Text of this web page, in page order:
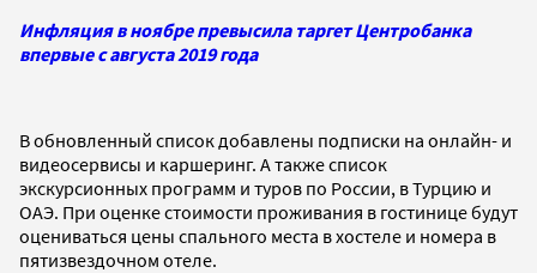
Инфляция в ноябре превысила таргет Центробанка
впервые с августа 2019 года
В обновленный список добавлены подписки на онлайн- и
видеосервисы и каршеринг. А также список
экскурсионных программ и туров по России, в Турцию и
ОАЭ. При оценке стоимости проживания в гостинице будут
оцениваться цены спального места в хостеле и номера в
пятизвездочном отеле.